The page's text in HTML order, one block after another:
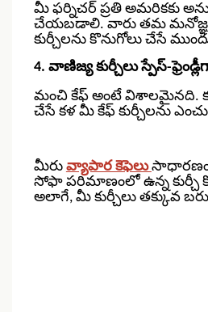
మీ ఫర్నిచర్ ప్రతి అమరికకు
చేయబడాలి. వారు తమ
కుర్చీలను కొనుగోలు చేసే
4. వాణిజ్య కుర్చీలు స్పేస్-
మంచి కేఫ్ అంటే విశాలమైనది.
చేసే కళ మీ కేఫ్ కుర్చీలను
మీరు వ్యాపార కెఫెలు
సోఫా పరిమాణంలో ఉన్న కుర్చీ
అలాగే, మీ కుర్చీలు తక్కువ